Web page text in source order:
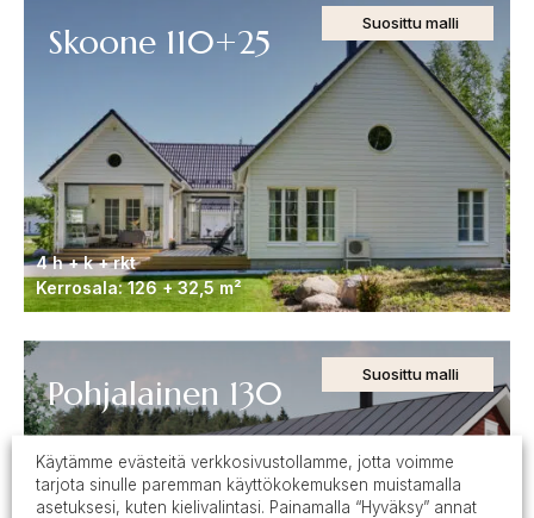
4 h + k + rkt
Kerrosala: 126 + 32,5 m²
Skoone 110+25 Suosittu malli
Pohjalainen 130 Suosittu malli
Käytämme evästeitä verkkosivustollamme, jotta voimme
tarjota sinulle paremman käyttökokemuksen muistamalla
asetuksesi, kuten kielivalintasi. Painamalla “Hyväksy” annat